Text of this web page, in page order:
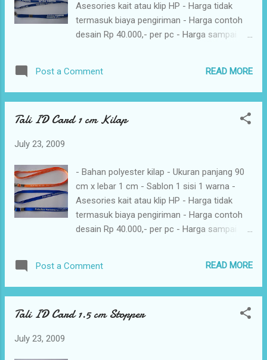
Asesories kait atau klip HP - Harga tidak
termasuk biaya pengiriman - Harga contoh
desain Rp 40.000,- per pc - Harga sampai
pcs Rp 2.750,- per pc - Harga diatas 5.000
pcs Rp 2.500,- per pc - Penambahan warna
hp Rp. 500,-
Post a Comment READ MORE
Tali ID Card 1 cm Kilap
July 23, 2009
- Bahan polyester kilap - Ukuran panjang 90
cm x lebar 1 cm - Sablon 1 sisi 1 warna -
Asesories kait atau klip HP - Harga tidak
termasuk biaya pengiriman - Harga contoh
desain Rp 40.000,- per pc - Harga sampai
pcs Rp 3.150,- per pc - Harga diatas 5.000
pcs Rp 3.000,- per pc - Penambahan warna
hp Rp. 500,-
Post a Comment READ MORE
Tali ID Card 1.5 cm Stopper
July 23, 2009